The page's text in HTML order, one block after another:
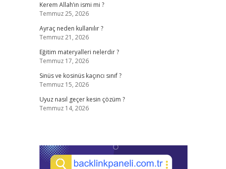
Kerem Allah’ın ismi mi ?
Temmuz 25, 2026
Ayraç neden kullanılır ?
Temmuz 21, 2026
Eğitim materyalleri nelerdir ?
Temmuz 17, 2026
Sinüs ve kosinüs kaçıncı sınıf ?
Temmuz 15, 2026
Uyuz nasıl geçer kesin çözüm ?
Temmuz 14, 2026